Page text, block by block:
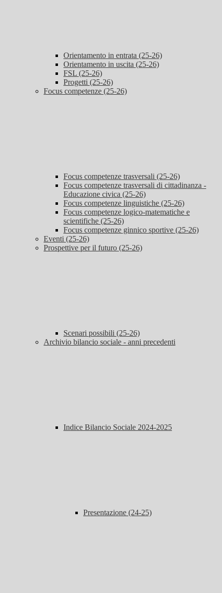
Orientamento in entrata (25-26)
Orientamento in uscita (25-26)
FSL (25-26)
Progetti (25-26)
Focus competenze (25-26)
Focus competenze trasversali (25-26)
Focus competenze trasversali di cittadinanza -
Educazione civica (25-26)
Focus competenze linguistiche (25-26)
Focus competenze logico-matematiche e
scientifiche (25-26)
Focus competenze ginnico sportive (25-26)
Eventi (25-26)
Prospettive per il futuro (25-26)
Scenari possibili (25-26)
Archivio bilancio sociale - anni precedenti
Indice Bilancio Sociale 2024-2025
Presentazione (24-25)